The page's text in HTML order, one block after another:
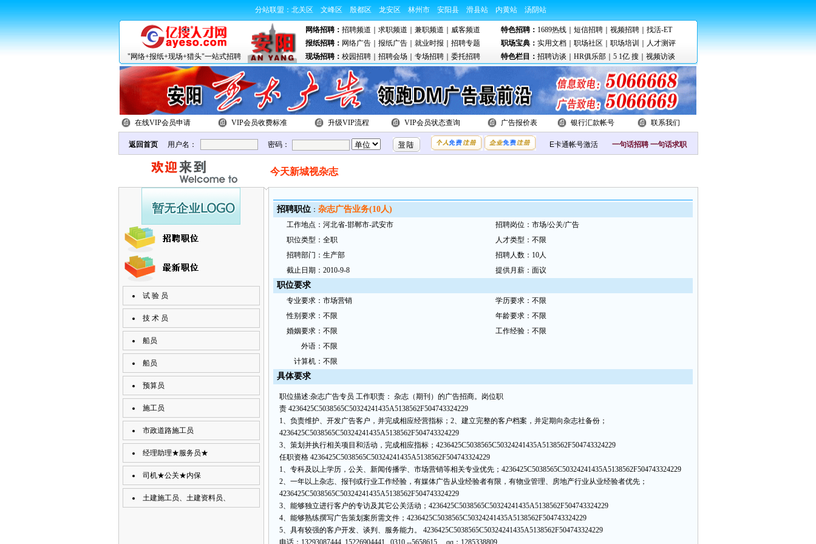
分站联盟： 北关区 文峰区 殷都区 龙安区 林州市 安阳县 滑县站 内黄站 汤阴站
网络招聘： 招聘频道 求职频道 兼职频道 威客频道 特色招聘： 1689热线｜ 短信招聘｜ 视频招聘｜ 找活-ET
报纸招聘： 网络广告｜ 报纸广告｜ 就业时报 招聘专题 职场宝典： 实用文档｜ 职场社区 职场培训
人才测评
"网络+报纸+现场+猎头"一站式招聘
现场招聘： 校园招聘｜ 招聘会场｜ 专场招聘｜ 委托招聘 特色栏目： 招聘访谈 HR俱乐部｜ 5 1亿 搜 视频访谈
在线VIP会员申请 VIP会员收费标准 升级VIP流程 VIP会员状态查询 广告报价表 银行汇款帐号 联系我们
返回首页 用户名： 密码： 一句话招聘 一句话求职
今天新城视杂志
试 验 员
技 术 员
船员
船员
预算员
施工员
市政道路施工员
经理助理★服务员★
司机★公关★内保
土建施工员、土建资料员、
招聘职位 ： 杂志广告业务(10人)
工作地点： 河北省-邯郸市-武安市 招聘岗位： 市场/公关/广告
职位类型： 全职 人才类型： 不限
招聘部门： 生产部 招聘人数： 10人
截止日 期： 2010-9-8 提供月薪： 面议
职位要求
专业要求： 市场营销 学历要求： 不限
性别要求： 不限 年龄要求： 不限
婚姻要求： 不限 工作经验： 不限
外语： 不限
计算机： 不限
具体要求
职位描述:杂志广告专员 工作职责： 杂志（期刊）的广告招商。岗位职
责 4236425C5038565C50324241435A5138562F504743324229
1、负责维护、开发广告客户，并完成相应经营指标；2、建立完整的客户档案，并定期向杂志社备份；
4236425C5038565C50324241435A5138562F504743324229
3、策划并执行相关项目和活动，完成相应指标； 4236425C5038565C50324241435A5138562F504743324229
任职资格 4236425C5038565C50324241435A5138562F504743324229
1、专科及以上学历，公关、新闻传播学、市场营销等相关专业优先； 4236425C5038565C50324241435A5138562F504743324229
2、一年以上杂志、报刊或行业工作经验，有媒体广告从业经验者有限，有物业管理、房地产行业从业经验者优先；
4236425C5038565C50324241435A5138562F504743324229
3、能够独立进行客户的专访及其它公关活动； 4236425C5038565C50324241435A5138562F504743324229
4、能够熟练撰写广告策划案所需文件； 4236425C5038565C50324241435A5138562F504743324229
5、具有较强的客户开发、谈判、服务能力。 4236425C5038565C50324241435A5138562F504743324229
电话；13293087444 15226904441 0310 --5658615 qq；1285338809